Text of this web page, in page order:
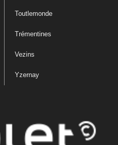
Toutlemonde
Trémentines
Vezins
Yzernay